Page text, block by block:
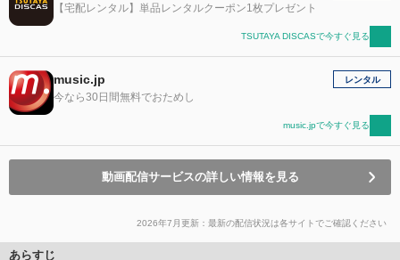
【宅配レンタル】単品レンタルクーポン1枚プレゼント
TSUTAYA DISCASで今すぐ見る
music.jp
今なら30日間無料でおためし
レンタル
music.jpで今すぐ見る
動画配信サービスの詳しい情報を見る
2026年7月更新：最新の配信状況は各サイトでご確認ください
あらすじ